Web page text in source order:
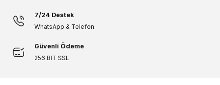
7/24 Destek
WhatsApp & Telefon
Güvenli Ödeme
256 BIT SSL